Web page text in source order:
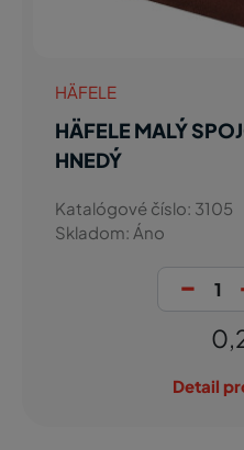
HÄFELE
HÄFELE MALÝ
HNEDÝ
Katalógové číslo: 3105
Skladom: Áno
-
Detail